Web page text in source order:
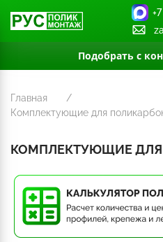
Подобрать с
Главная
Комплектующие для
КОМПЛЕКТУЮЩИЕ ДЛЯ